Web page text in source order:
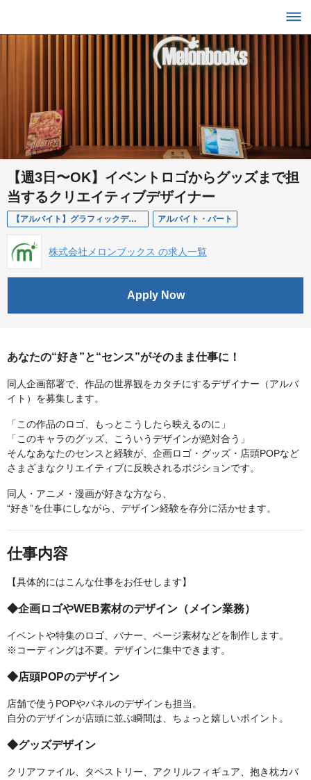
【週3日〜OK】イベントロゴからグッズまで担
当するクリエイティブデザイナー
【アルバイト】グラフィックデザイナー アルバイト・パート
株式会社メロンブックス の求人一覧
Apply Now
あなたの“好き”と“センス”がそのまま仕事に！
同人企画部署で、作品の世界観をカタチにするデザイナー（アルバ
イト）を募集します。
「この作品のロゴ、もっとこうしたら映えるのに」
「このキャラのグッズ、こういうデザインが絶対合う」
そんなあなたのセンスと経験が、企画ロゴ・グッズ・店頭POPなど
さまざまなクリエイティブに反映されるポジションです。
同人・アニメ・漫画が好きな方なら、
“好き”を仕事にしながら、デザイン経験を存分に活かせます。
仕事内容
【具体的にはこんな仕事をお任せします】
◆企画ロゴやWEB素材のデザイン（メイン業務）
イベントや特集のロゴ、バナー、ページ素材などを制作します。
※コーディングは不要。デザインに集中できます。
◆店頭POPのデザイン
店舗で使うPOPやパネルのデザインも担当。
自分のデザインが店頭に並ぶ瞬間は、ちょっと嬉しいポイント。
◆グッズデザイン
クリアファイル、タペストリー、アクリルフィギュア、抱き枕カバ